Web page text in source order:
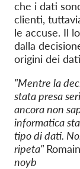
che i dati
clienti,
le accuse. Il
dalla
origini dei dati
"Mentre la
stata presa
ancora non
informatica
tipo di dati.
ripeta"
noyb